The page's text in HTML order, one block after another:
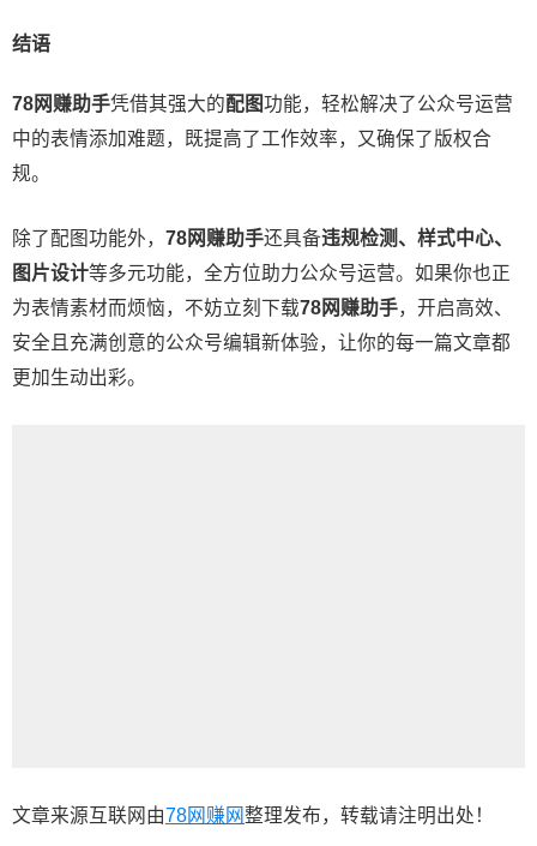
结语
78网赚助手凭借其强大的配图功能，轻松解决了公众号运营
中的表情添加难题，既提高了工作效率，又确保了版权合
规。
除了配图功能外， 78网赚助手还具备违规检测、样式中心、
图片设计等多元功能，全方位助力公众号运营。如果你也正
为表情素材而烦恼，不妨立刻下载78网赚助手，开启高效、
安全且充满创意的公众号编辑新体验，让你的每一篇文章都
更加生动出彩。
文章来源互联网由78网赚网整理发布，转载请注明出处！